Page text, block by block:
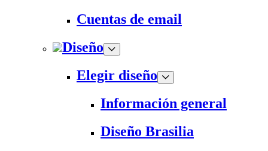
Cuentas de email
Diseño
Elegir diseño
Información general
Diseño Brasilia